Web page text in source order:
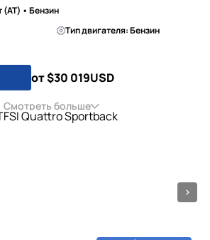
(AT) • Бензин
Тип двигателя: Бензин
от $30 019USD
Смотреть больше